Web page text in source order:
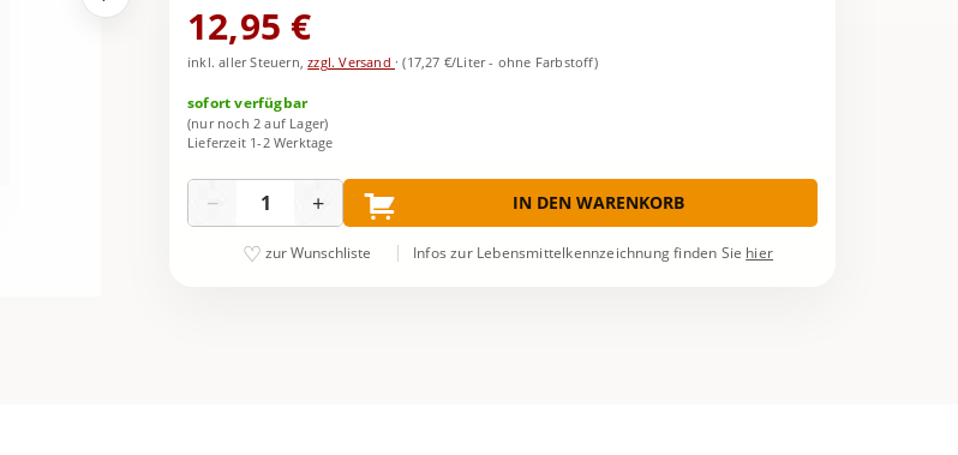
12,95 €
inkl. aller Steuern,zzgl. Versand ·(17,27 €/Liter - ohne Farbstoff)
sofort verfügbar
(nur noch 2 auf Lager)
Lieferzeit 1-2 Werktage
− + IN DEN WARENKORB
zur Wunschliste Infos zur Lebensmittelkennzeichnung finden Sie hier